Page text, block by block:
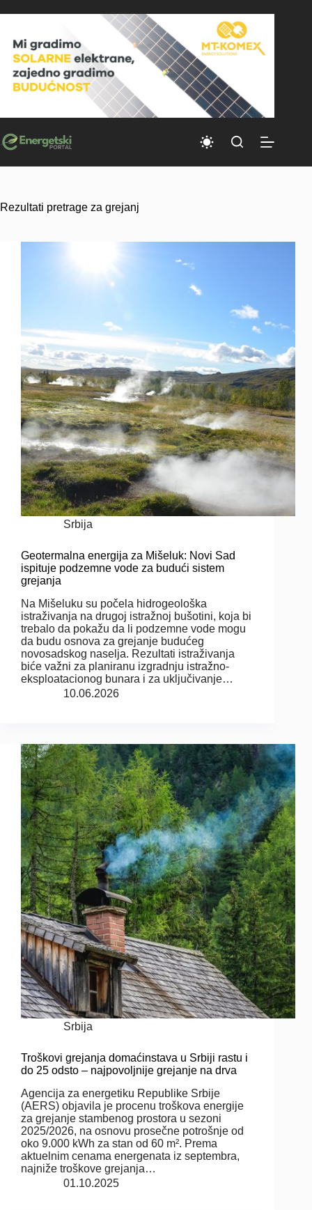
to
Rezultati pretrage za grejanj
Srbija
Geotermalna energija za Mišeluk: Novi Sad
ispituje podzemne vode za budući sistem
grejanja
Na Mišeluku su počela hidrogeološka
istraživanja na drugoj istražnoj bušotini, koja bi
trebalo da pokažu da li podzemne vode mogu
da budu osnova za grejanje budućeg
novosadskog naselja. Rezultati istraživanja
biće važni za planiranu izgradnju istražno-
eksploatacionog bunara i za uključivanje…
10.06.2026
Srbija
Troškovi grejanja domaćinstava u Srbiji rastu i
do 25 odsto – najpovoljnije grejanje na drva
Agencija za energetiku Republike Srbije
(AERS) objavila je procenu troškova energije
za grejanje stambenog prostora u sezoni
2025/2026, na osnovu prosečne potrošnje od
oko 9.000 kWh za stan od 60 m². Prema
aktuelnim cenama energenata iz septembra,
najniže troškove grejanja…
01.10.2025